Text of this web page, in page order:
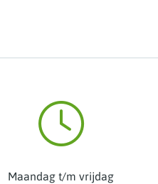
Maandag t/m vrijdag